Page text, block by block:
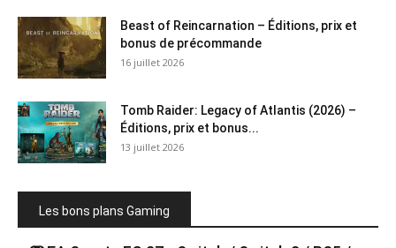
Beast of Reincarnation – Éditions, prix et
bonus de précommande
16 juillet 2026
Tomb Raider: Legacy of Atlantis (2026) –
Éditions, prix et bonus...
13 juillet 2026
Les bons plans Gaming